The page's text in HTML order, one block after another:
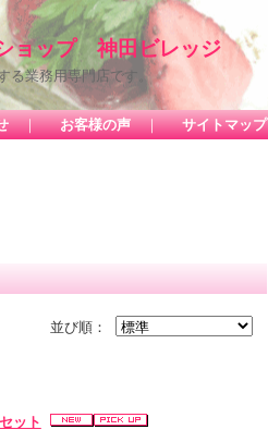
ョップ 神田ビレッジ
る業務用専門店です。
｜ お客様の声 ｜ サイトマップ
並び順：
ット